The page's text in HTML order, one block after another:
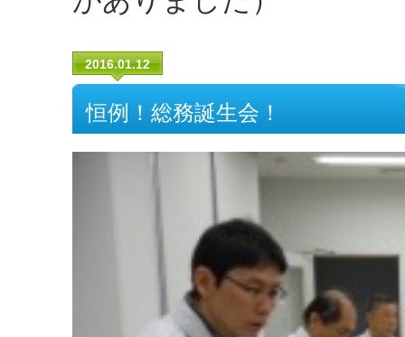
2016.01.12
恒例！総務誕生会！